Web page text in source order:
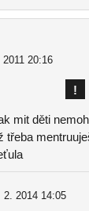
2011 20:16
!
mit děti
třeba
2. 2014 14:05